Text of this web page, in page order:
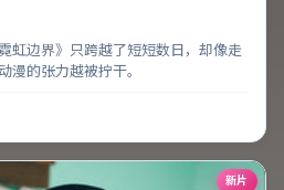
虹边界》只跨越了短短数日，却像走
漫的张力越被拧干。
新片